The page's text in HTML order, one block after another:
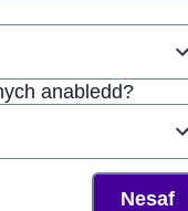
anabledd?
Nesaf